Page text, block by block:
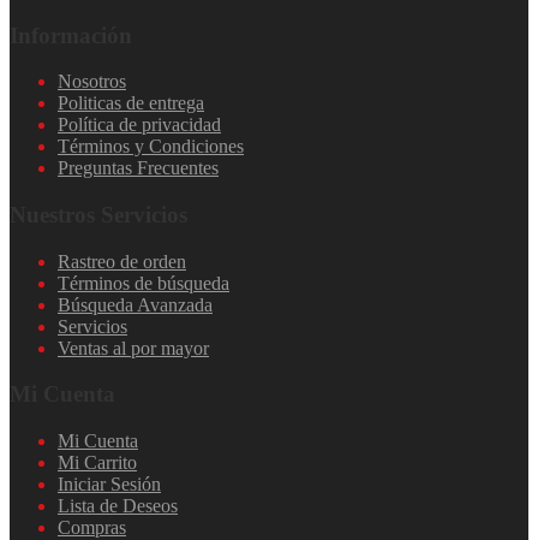
Nosotros
Politicas de entrega
Política de privacidad
Términos y Condiciones
Preguntas Frecuentes
Rastreo de orden
Términos de búsqueda
Búsqueda Avanzada
Servicios
Ventas al por mayor
Mi Cuenta
Mi Carrito
Iniciar Sesión
Lista de Deseos
Compras